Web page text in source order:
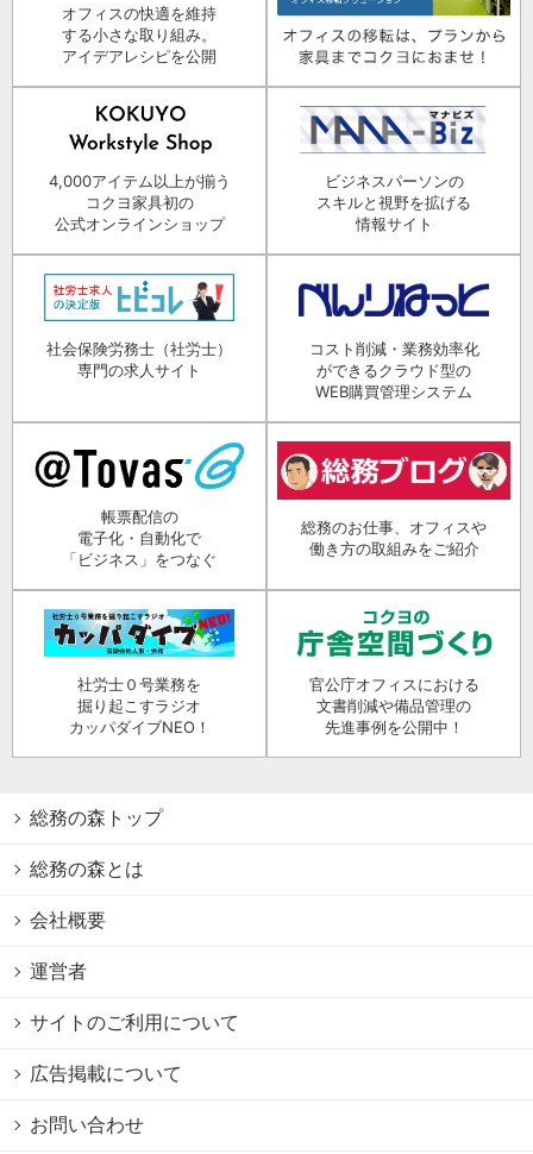
オフィスの快適を維持
する小さな取り組み。
アイデアレシピを公開
4,000アイテム以上が揃う
コクヨ家具初の
公式オンラインショップ
ビジネスパーソンの
スキルと視野を拡げる
情報サイト
社会保険労務士（社労士）
専門の求人サイト
コスト削減・業務効率化
ができるクラウド型の
WEB購買管理システム
帳票配信の
電子化・自動化で
「ビジネス」をつなぐ
総務のお仕事、オフィスや
働き方の取組みをご紹介
社労士０号業務を
掘り起こすラジオ
カッパダイブNEO！
官公庁オフィスにおける
文書削減や備品管理の
先進事例を公開中！
総務の森トップ
総務の森とは
会社概要
運営者
サイトのご利用について
広告掲載について
お問い合わせ